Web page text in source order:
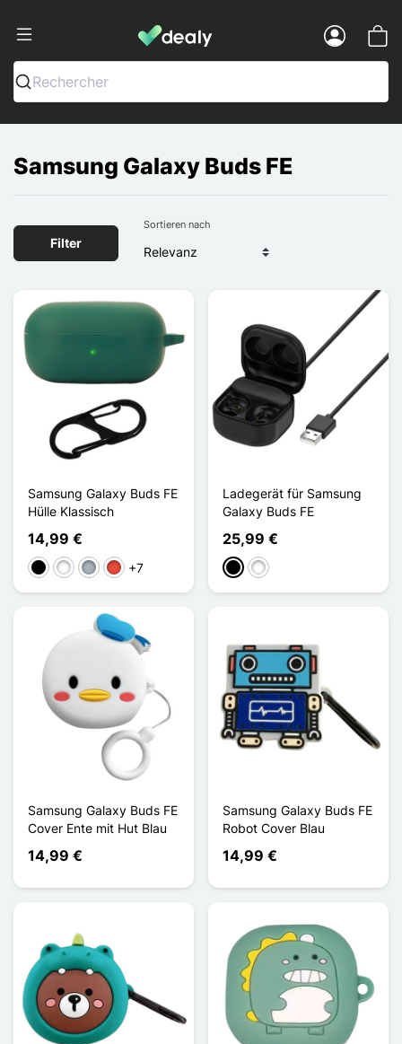
Dealy - Hüllen und Zubehör für
Rechercher
Samsung Galaxy Buds FE
Filter
Sortieren nach
Samsung Galaxy Buds FE
Hülle Klassisch
14,99 €
Schwarz
WeißGrauRot +7
Ladegerät für Samsung
Galaxy Buds FE
25,99 €
Schwarz
Weiß
Samsung Galaxy Buds FE
Cover Ente mit Hut Blau
14,99 €
Samsung Galaxy Buds FE
Robot Cover Blau
14,99 €